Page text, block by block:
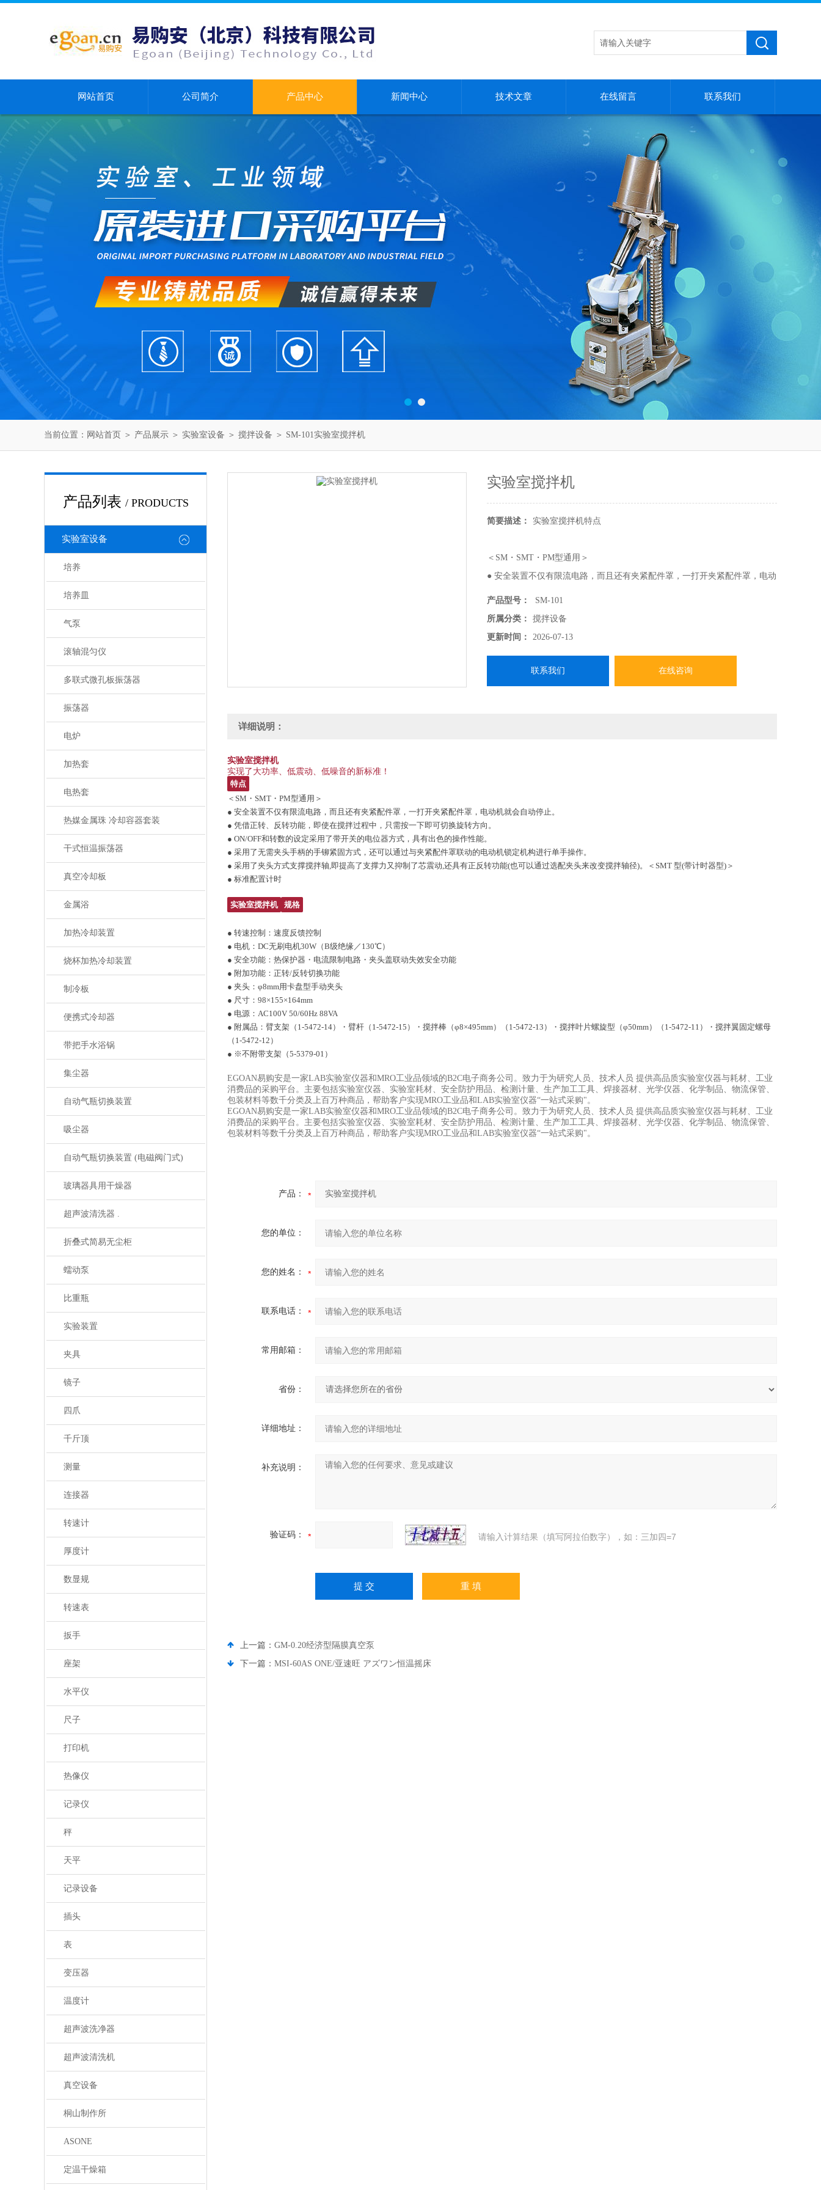
网站首页 公司简介 产品中心 新闻中心 技术文章 在线留言 联系我们
当前位置： 网站首页 ＞ 产品展示 ＞ 实验室设备 ＞ 搅拌设备 ＞ SM-101实验室搅拌机
产品列表 / PRODUCTS
实验室设备
培养
培养皿
气泵
滚轴混匀仪
多联式微孔板振荡器
振荡器
电炉
加热套
电热套
热媒金属珠 冷却容器套装
干式恒温振荡器
真空冷却板
金属浴
加热冷却装置
烧杯加热冷却装置
制冷板
便携式冷却器
带把手水浴锅
集尘器
自动气瓶切换装置
吸尘器
自动气瓶切换装置 (电磁阀门式)
玻璃器具用干燥器
超声波清洗器 .
折叠式简易无尘柜
蠕动泵
比重瓶
实验装置
夹具
镜子
四爪
千斤顶
测量
连接器
转速计
厚度计
数显规
转速表
扳手
座架
水平仪
尺子
打印机
热像仪
记录仪
秤
天平
记录设备
插头
表
变压器
温度计
超声波洗净器
超声波清洗机
真空设备
桐山制作所
ASONE
定温干燥箱
实验室搅拌机
简要描述： 实验室搅拌机特点
＜SM・SMT・PM型通用＞
● 安全装置不仅有限流电路，而且还有夹紧配件罩，一打开夹紧配件罩，电动
机就会自动停止。
● 凭借正转、反转功能，即使在搅拌过程中，只需按一下即可切换旋转方向。
● ON/OFF和转数的设定采用了带开关的电位器方式，具有出色的操作性能。
机锁定机构进行单手操作。
产品型号：
SM-101
所属分类：
搅拌设备
更新时间：
2026-07-13
联系我们 在线咨询
详细说明：
实验室搅拌机
实现了大功率、低震动、低噪音的新标准！
特点
＜SM・SMT・PM型通用＞
● 安全装置不仅有限流电路，而且还有夹紧配件罩，一打开夹紧配件罩，电动机就会自动停止。
● 凭借正转、反转功能，即使在搅拌过程中，只需按一下即可切换旋转方向。
● ON/OFF和转数的设定采用了带开关的电位器方式，具有出色的操作性能。
● 采用了无需夹头手柄的手铆紧固方式，还可以通过与夹紧配件罩联动的电动机锁定机构进行单手操作。
● 采用了夹头方式支撑搅拌轴,即提高了支撑力又抑制了芯震动,还具有正反转功能(也可以通过选配夹头来改变搅拌轴径)。＜SMT 型(带计时器型)＞
● 标准配置计时
实验室搅拌机 规格
● 转速控制：速度反馈控制
● 电机：DC无刷电机30W（B级绝缘／130℃）
● 安全功能：热保护器・电流限制电路・夹头盖联动失效安全功能
● 附加功能：正转/反转切换功能
● 夹头：φ8mm用卡盘型手动夹头
● 尺寸：98×155×164mm
● 电源：AC100V 50/60Hz 88VA
● 附属品：臂支架（1-5472-14）・臂杆（1-5472-15）・搅拌棒（φ8×495mm）（1-5472-13）・搅拌叶片螺旋型（φ50mm）（1-5472-11）・搅拌翼固定螺母
（1-5472-12）
● ※不附带支架（5-5379-01）
EGOAN易购安是一家LAB实验室仪器和MRO工业品领域的B2C电子商务公司。致力于为研究人员、技术人员 提供高品质实验室仪器与耗材、工业
消费品的采购平台。主要包括实验室仪器、实验室耗材、安全防护用品、检测计量、生产加工工具、焊接器材、光学仪器、化学制品、物流保管、
包装材料等数千分类及上百万种商品，帮助客户实现MRO工业品和LAB实验室仪器“一站式采购"。
EGOAN易购安是一家LAB实验室仪器和MRO工业品领域的B2C电子商务公司。致力于为研究人员、技术人员 提供高品质实验室仪器与耗材、工业
消费品的采购平台。主要包括实验室仪器、实验室耗材、安全防护用品、检测计量、生产加工工具、焊接器材、光学仪器、化学制品、物流保管、
包装材料等数千分类及上百万种商品，帮助客户实现MRO工业品和LAB实验室仪器“一站式采购"。
产品：
您的单位：
您的姓名：
联系电话：
常用邮箱：
省份：
详细地址：
补充说明：
验证码： 请输入计算结果（填写阿拉伯数字），如：三加四=7
上一篇： GM-0.20经济型隔膜真空泵
下一篇： MSI-60AS ONE/亚速旺 アズワン恒温摇床